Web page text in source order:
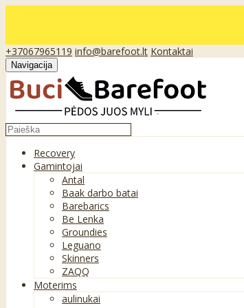
+37067965119 info@barefoot.lt Kontaktai
Navigacija
Recovery
Gamintojai
Antal
Baak darbo batai
Barebarics
Be Lenka
Groundies
Leguano
Skinners
ZAQQ
Moterims
aulinukai